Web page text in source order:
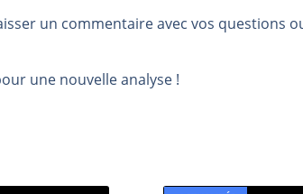
un commentaire avec vos questions
une nouvelle analyse !